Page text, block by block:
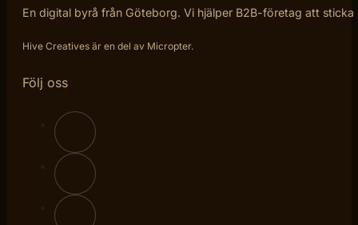
En digital byrå från Göteborg. Vi hjälper B2B-företag att
Hive Creatives är en del av Micropter.
Följ oss